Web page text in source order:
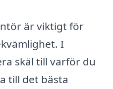
är viktigt för
I
skäl till varför du
till det bästa